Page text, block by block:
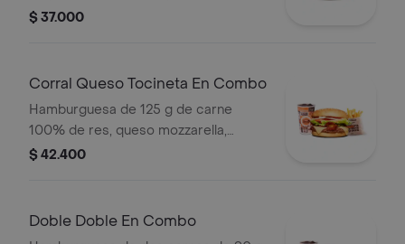
rodajas, cebolla en rodajas, lechuga y
$ 37.000
Corral Queso Tocineta En Combo
Hamburguesa de 125 g de carne
100% de res, queso mozzarella,
tocineta, tomate en rodajas, cebolla
bebida
$ 42.400
Doble Doble En Combo